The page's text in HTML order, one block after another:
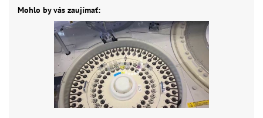
Mohlo by vás zaujímať: